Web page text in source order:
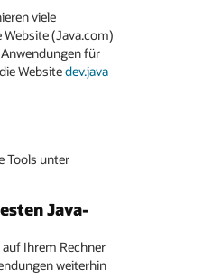
viele
(Java.com)
für
Websitedev.java
Tools unter
Java-
Ihrem Rechner
weiterhin